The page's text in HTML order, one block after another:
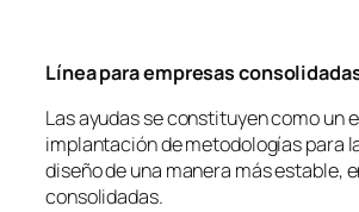
Línea para empresas
Las ayudas se constituyen como un
implantación de metodologías para
diseño de una manera más estable,
consolidadas.